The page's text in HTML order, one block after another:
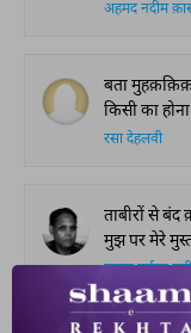
अहमद नदीम
बता
किसी का
रसा देहलवी
ताबीरों से
मुझ पर मेरे
ग़ुलाम मुर्तज़ा राही